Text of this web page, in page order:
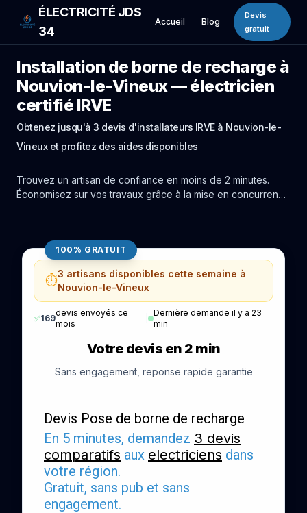
ÉLECTRICITÉ JDS
34
Accueil Blog
Devis
gratuit
Installation de borne de recharge à
Nouvion-le-Vineux — électricien
certifié IRVE
Obtenez jusqu'à 3 devis d'installateurs IRVE à Nouvion-le-
Vineux et profitez des aides disponibles
Trouvez un artisan de confiance en moins de 2 minutes.
Économisez sur vos travaux grâce à la mise en concurrence
100% GRATUIT
⏱️3 artisans disponibles cette semaine à
Nouvion-le-Vineux
✅169
devis envoyés ce
mois
|
Dernière demande il y a 23
min
Votre devis en 2 min
Sans engagement, reponse rapide garantie
Devis Pose de borne de recharge
En 5 minutes, demandez 3 devis
comparatifs aux electriciens dans
votre région.
Gratuit, sans pub et sans
engagement.